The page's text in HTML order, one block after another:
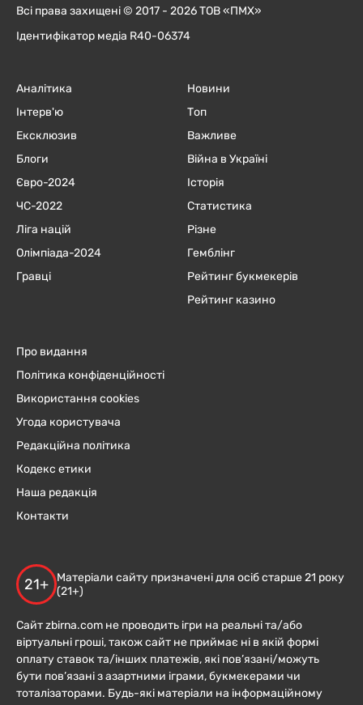
Всі права захищені © 2017 - 2026 ТОВ «ПМХ»
Ідентифікатор медіа R40-06374
Аналітика
Інтерв'ю
Ексклюзив
Блоги
Євро-2024
ЧC-2022
Ліга націй
Олімпіада-2024
Гравці
Новини
Топ
Важливе
Війна в Україні
Історія
Статистика
Різне
Гемблінг
Рейтинг букмекерів
Рейтинг казино
Про видання
Політика конфіденційності
Використання cookies
Угода користувача
Редакційна політика
Кодекс етики
Наша редакція
Контакти
21+
Матеріали сайту призначені для осіб старше 21 року
(21+)
Сайт zbirna.com не проводить ігри на реальні та/або
віртуальні гроші, також сайт не приймає ні в якій формі
оплату ставок та/інших платежів, які пов’язані/можуть
бути пов’язані з азартними іграми, букмекерами чи
тоталізаторами. Будь-які матеріали на інформаційному